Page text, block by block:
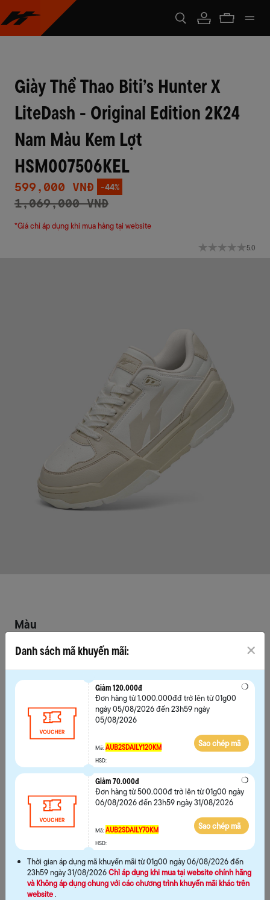
Giày Thể Thao Biti’s Hunter X
LiteDash - Original Edition 2K24
Nam Màu Kem Lợt
HSM007506KEL
599,000 VNĐ
1,069,000 VNĐ
*Giá chỉ áp dụng khi mua hàng tại website
5.0
Màu
Hướng dẫn chọn size
39 40 41
43
MUA NGAY
THÊM VÀO GIỎ
Danh sách mã khuyến mãi:
Giảm 120.000đ
Đơn hàng từ 1.000.000đđ trở lên từ 01g00
ngày 05/08/2026 đến 23h59 ngày
05/08/2026
Mã:AUB2SDAILY120KM Sao chép mã
HSD:
Giảm 70.000đ
Đơn hàng từ 500.000đ trở lên từ 01g00 ngày
06/08/2026 đến 23h59 ngày 31/08/2026
Mã:AUB2SDAILY70KM Sao chép mã
HSD:
Thời gian áp dụng mã khuyến mãi từ 01g00 ngày 06/08/2026 đến
23h59 ngày 31/08/2026Chỉ áp dụng khi mua tại website chính hãng
và Không áp dụng chung với các chương trình khuyến mãi khác trên
website.